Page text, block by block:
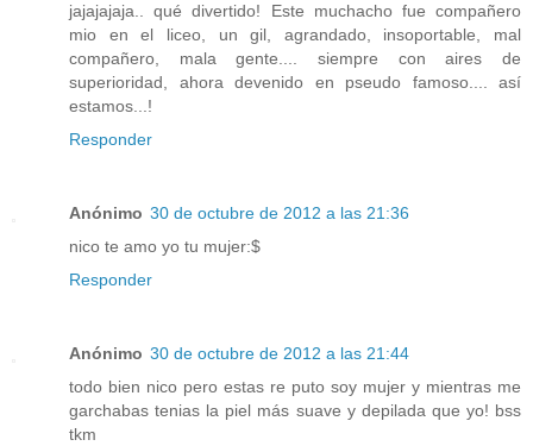
jajajajaja.. qué divertido! Este muchacho fue compañero
mio en el liceo, un gil, agrandado, insoportable, mal
compañero, mala gente.... siempre con aires de
superioridad, ahora devenido en pseudo famoso.... así
estamos...!
Responder
Anónimo 30 de octubre de 2012 a las 21:36
nico te amo yo tu mujer:$
Responder
Anónimo 30 de octubre de 2012 a las 21:44
todo bien nico pero estas re puto soy mujer y mientras me
garchabas tenias la piel más suave y depilada que yo! bss
tkm